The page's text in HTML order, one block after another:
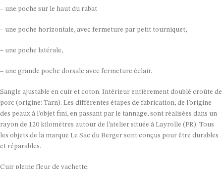
– une poche sur le haut du rabat
– une poche horizontale, avec fermeture par petit tourniquet,
– une poche latérale,
– une grande poche dorsale avec fermeture éclair.
Sangle ajustable en cuir et coton. Intérieur entièrement doublé croûte de
porc (origine: Tarn). Les différentes étapes de fabrication, de l’origine
des peaux à l’objet fini, en passant par le tannage, sont réalisées dans un
rayon de 120 kilomètres autour de l’atelier située à Layrolle (FR). Tous
les objets de la marque Le Sac du Berger sont conçus pour être durables
et réparables.
Cuir pleine fleur de vachette: